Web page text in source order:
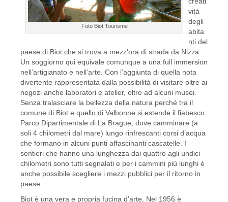
Foto Biot Tourisme
vità
degli
abita
nti del
paese di Biot che si trova a mezz’ora di strada da Nizza.
Un soggiorno qui equivale comunque a una full immersion
nell’artigianato e nell’arte. Con l’aggiunta di quella nota
divertente rappresentata dalla possibilità di visitare oltre ai
negozi anche laboratori e atelier, oltre ad alcuni musei.
Senza tralasciare la bellezza della natura perché tra il
comune di Biot e quello di Valbonne si estende il fiabesco
Parco Dipartimentale di La Brague, dove camminare (a
soli 4 chilometri dal mare) lungo rinfrescanti corsi d’acqua
che formano in alcuni punti affascinanti cascatelle. I
sentieri che hanno una lunghezza dai quattro agli undici
chilometri sono tutti segnalati e per i cammini più lunghi è
anche possibile scegliere i mezzi pubblici per il ritorno in
paese.
Biot è una vera e propria fucina d’arte. Nel 1956 è